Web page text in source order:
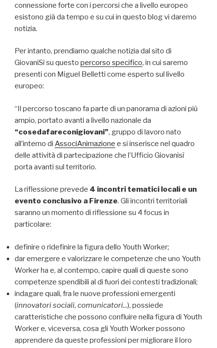
connessione forte con i percorsi che a livello europeo
esistono già da tempo e su cui in questo blog vi daremo
notizia.
Per intanto, prendiamo qualche notizia dal sito di
GiovaniSì su questo percorso specifico, in cui saremo
presenti con Miguel Belletti come esperto sul livello
europeo:
“Il percorso toscano fa parte di un panorama di azioni più
ampio, portato avanti a livello nazionale da
“cosedafareconigiovani”, gruppo di lavoro nato
all’interno di AssociAnimazione e si inserisce nel quadro
delle attività di partecipazione che l’Ufficio Giovanisì
porta avanti sul territorio.
La riflessione prevede 4 incontri tematici locali e un
evento conclusivo a Firenze. Gli incontri territoriali
saranno un momento di riflessione su 4 focus in
particolare:
definire o ridefinire la figura dello Youth Worker;
dar emergere e valorizzare le competenze che uno Youth
Worker ha e, al contempo, capire quali di queste sono
competenze spendibili al di fuori dei contesti tradizionali;
indagare quali, fra le nuove professioni emergenti
(innovatori sociali, comunicatori...), possiede
caratteristiche che possono confluire nella figura di Youth
Worker e, viceversa, cosa gli Youth Worker possono
apprendere da queste professioni per migliorare il loro